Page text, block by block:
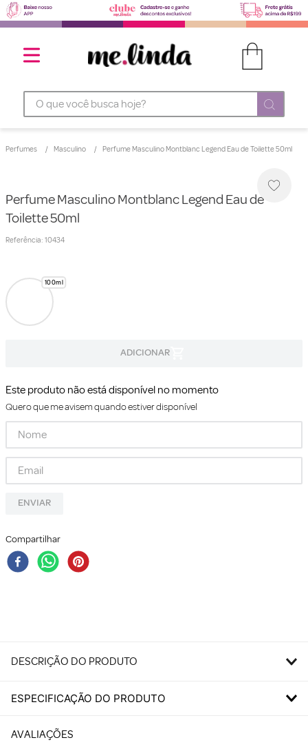
O que você busca hoje?
Perfumes Masculino Perfume Masculino Montblanc Legend Eau de Toilette 50ml
Perfume Masculino Montblanc Legend Eau de
Toilette 50ml
Referência: 10434
100ml
Este produto não está disponível no momento
Quero que me avisem quando estiver disponível
ENVIAR
Compartilhar
DESCRIÇÃO DO PRODUTO
ESPECIFICAÇÃO DO PRODUTO
AVALIAÇÕES